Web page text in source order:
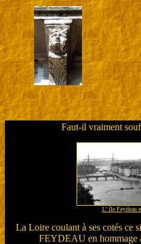
Faut-il vraiment
L' île Feydeau
La Loire coulant à ses cotés ce
FEYDEAU en hommage